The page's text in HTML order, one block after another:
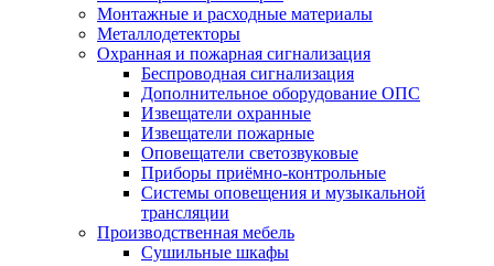
Монтажные и расходные материалы
Металлодетекторы
Охранная и пожарная сигнализация
Беспроводная сигнализация
Дополнительное оборудование ОПС
Извещатели охранные
Извещатели пожарные
Оповещатели светозвуковые
Приборы приёмно-контрольные
Системы оповещения и музыкальной
трансляции
Производственная мебель
Cушильные шкафы